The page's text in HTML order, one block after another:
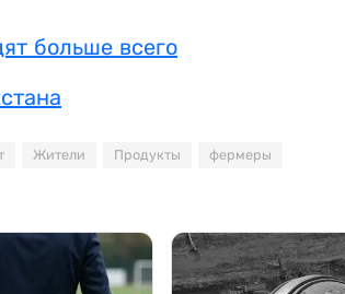
больше всего
Жители Продукты фермеры